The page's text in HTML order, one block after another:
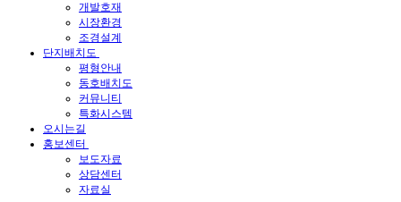
개발호재
시장환경
조경설계
단지배치도
평형안내
동호배치도
커뮤니티
특화시스템
오시는길
홍보센터
보도자료
상담센터
자료실